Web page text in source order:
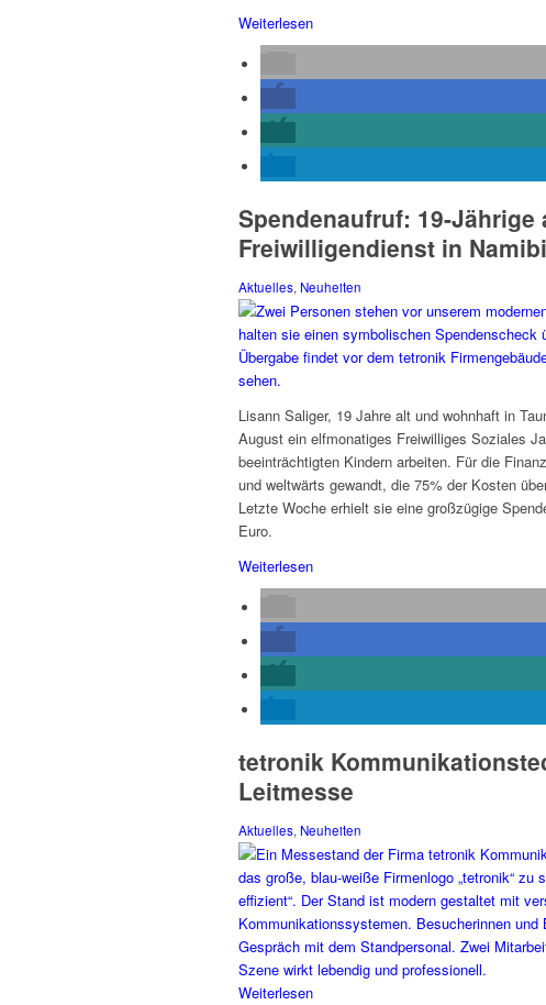
Weiterlesen
Spendenaufruf: 19-
Freiwilligendienst in
Aktuelles, Neuheiten
Lisann Saliger, 19 Jahre alt und wohnhaft in
August ein elfmonatiges Freiwilliges Soziales
beeinträchtigten Kindern arbeiten. Für die
und weltwärts gewandt, die 75% der Kosten
Letzte Woche erhielt sie eine großzügige
Euro.
Weiterlesen
tetronik
Leitmesse
Aktuelles, Neuheiten
Weiterlesen